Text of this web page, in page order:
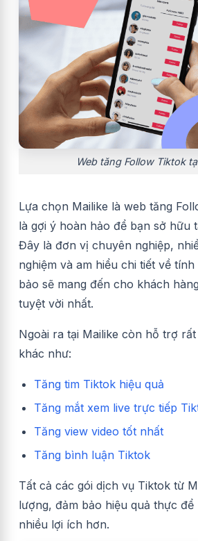
Web tăng Follow Tiktok
Lựa chọn Mailike là web tăng
là gợi ý hoàn hảo để bạn sở hữu
Đây là đơn vị chuyên nghiệp,
nghiệm và am hiểu chi tiết về
bảo sẽ mang đến cho khách
tuyệt vời nhất.
Ngoài ra tại Mailike còn hỗ trợ
khác như:
Tăng tim Tiktok hiệu quả
Tăng mắt xem live trực tiếp
Tăng view video tốt nhất
Tăng bình luận Tiktok
Tất cả các gói dịch vụ Tiktok từ
lượng, đảm bảo hiệu quả thực
nhiều lợi ích hơn.